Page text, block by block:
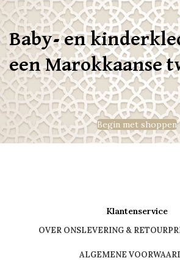
Baby- en
een Marokkaanse
Begin met shoppen
Klantenservice
OVER ONSLEVERING & RETOUR
ALGEMENE